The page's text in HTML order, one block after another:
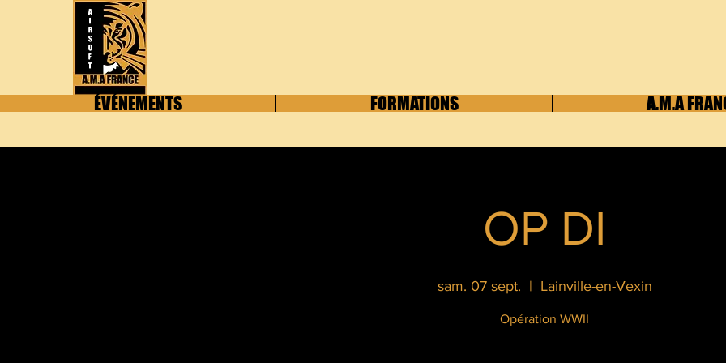
ÉVÉNEMENTS FORMATIONS A.M.A
OP DI
sam. 07 sept.
  |
Lainville-en-Vexin
Opération WWII